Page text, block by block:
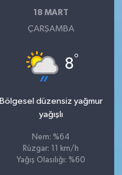
18 MART
ÇARŞAMBA
8°
Bölgesel düzensiz yağmur
yağışlı
Nem: %64
Rüzgar: 11 km/h
Yağış Olasılığı: %60